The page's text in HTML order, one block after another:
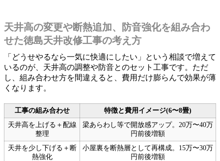
天井高の変更や断熱追加、防音強化を組み合わ
せた徳島天井改修工事の考え方
「どうせやるなら一気に快適にしたい」という相談で増えて
いるのが、天井高の調整や防音とのセット工事です。ただ
し、組み合わせ方を間違えると、費用だけ膨らんで効果が薄
くなります。
工事の組み合わせ
特徴と費用イメージ(6〜8畳)
天井高を上げる＋配線
整理
梁あらわし等で開放感アップ。20万〜40万
円前後増額
天井を少し下げる＋断
熱強化
小屋裏を断熱層として再構成。15万〜30万
円前後増額